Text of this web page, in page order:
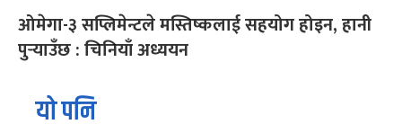
ओमेगा-३ सप्लिमेन्टले मस्तिष्कलाई सहयोग होइन, हानी
पुर्‍याउँछ : चिनियाँ अध्ययन
यो पनि